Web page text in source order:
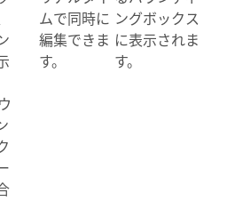
ムで同時に
編集できま
す。
ングボックス
に表示されま
す。